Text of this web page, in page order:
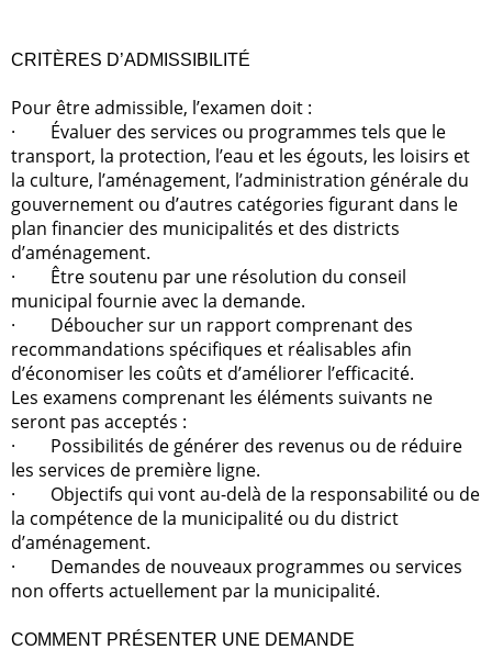
CRITÈRES D’ADMISSIBILITÉ
Pour être admissible, l’examen doit :
·
Évaluer des services ou programmes tels que le
transport, la protection, l’eau et les égouts, les loisirs et
la culture, l’aménagement, l’administration générale du
gouvernement ou d’autres catégories figurant dans le
plan financier des municipalités et des districts
d’aménagement.
·
Être soutenu par une résolution du conseil
municipal fournie avec la demande.
·
Déboucher sur un rapport comprenant des
recommandations spécifiques et réalisables afin
d’économiser les coûts et d’améliorer l’efficacité.
Les examens comprenant les éléments suivants ne
seront pas acceptés :
·
Possibilités de générer des revenus ou de réduire
les services de première ligne.
·
Objectifs qui vont au-delà de la responsabilité ou de
la compétence de la municipalité ou du district
d’aménagement.
·
Demandes de nouveaux programmes ou services
non offerts actuellement par la municipalité.
COMMENT PRÉSENTER UNE DEMANDE